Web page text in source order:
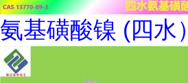
氨基磺酸镍 (四水）